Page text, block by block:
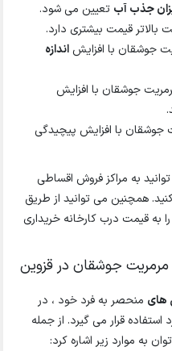
جذب آب تعیین می شود.
قیمت بیشتری دارد.
جوشقان با افزایشاندازه
جوشقان با افزایش
با افزایش پیچیدگی
به مراکز فروش اقساطی
همچنین می توانید از طریق
به قیمت درب کارخانه خریداری
مرمریت جوشقان در قزوین
های منحصر به فرد خود ، در
استفاده قرار می گیرد. از جمله
به موارد زیر اشاره کرد: